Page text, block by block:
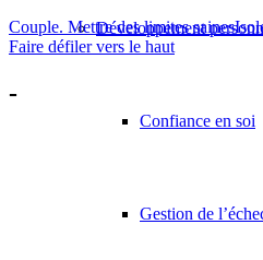
Développement
Confiance en soi
Gestion de
Couple. Mettre des limites saines
Faire défiler vers le haut
-